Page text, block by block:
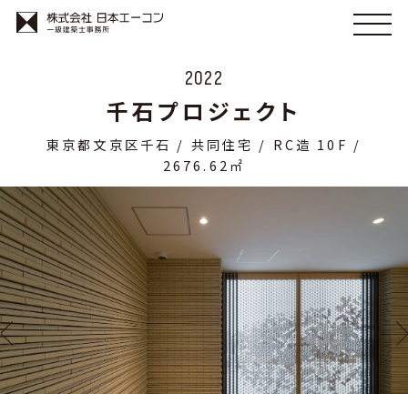
2022
千石プロジェクト
東京都文京区千石 / 共同住宅 / RC造 10F /
2676.62㎡